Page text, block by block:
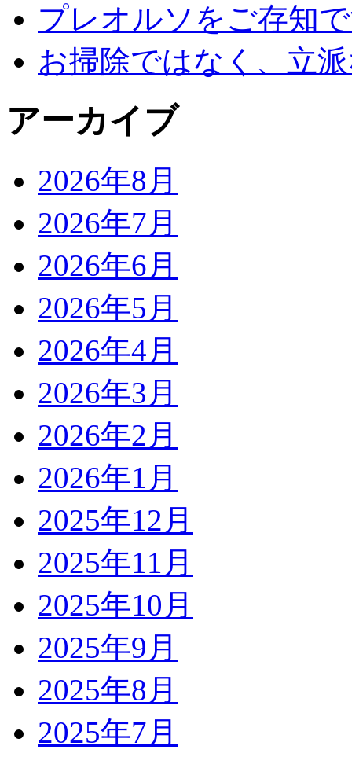
プレオルソをご存知
お掃除ではなく、立
アーカイブ
2026年8月
2026年7月
2026年6月
2026年5月
2026年4月
2026年3月
2026年2月
2026年1月
2025年12月
2025年11月
2025年10月
2025年9月
2025年8月
2025年7月